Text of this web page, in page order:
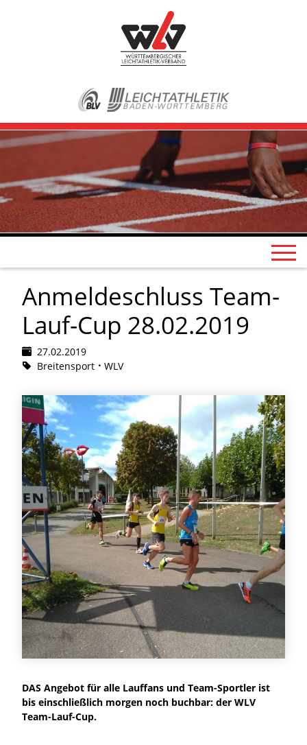
Anmeldeschluss Team-
Lauf-Cup 28.02.2019
27.02.2019
Breitensport
WLV
DAS Angebot für alle Lauffans und Team-Sportler ist
bis einschließlich morgen noch buchbar: der WLV
Team-Lauf-Cup.